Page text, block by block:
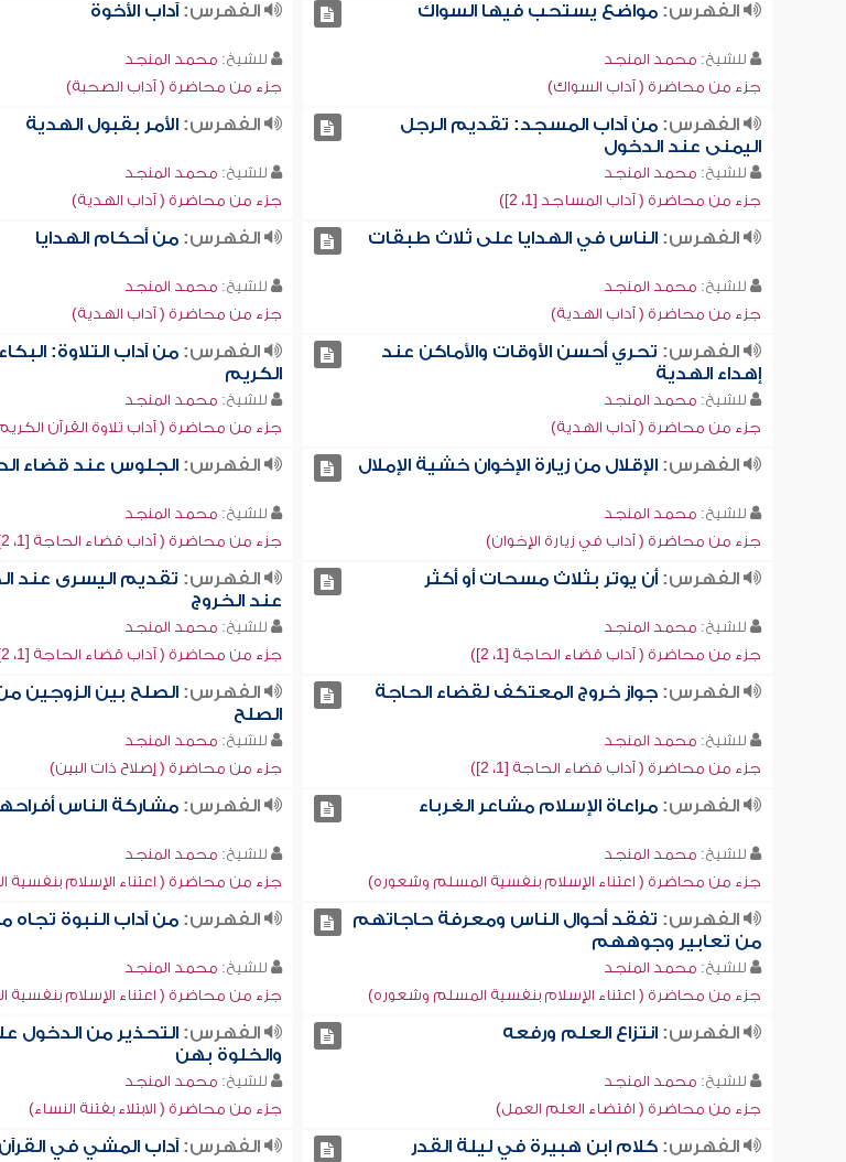
الفهرس:مواضع يستحب فيها السواك
للشيخ: محمد المنجد
جزء من محاضرة ( آداب السواك)
الفهرس: آداب الأخوة
للشيخ: محمد المنجد
جزء من محاضرة ( آداب الصحبة)
الفهرس:من آداب المسجد: تقديم الرجل
اليمنى عند الدخول
للشيخ: محمد المنجد
جزء من محاضرة ( آداب المساجد [1، 2])
الفهرس: الأمر بقبول الهدية
للشيخ: محمد المنجد
جزء من محاضرة ( آداب الهدية)
الفهرس:الناس في الهدايا على ثلاث طبقات
للشيخ: محمد المنجد
جزء من محاضرة ( آداب الهدية)
الفهرس: من أحكام الهدايا
للشيخ: محمد المنجد
جزء من محاضرة ( آداب الهدية)
الفهرس: تحري أحسن الأوقات والأماكن عند
إهداء الهدية
للشيخ: محمد المنجد
جزء من محاضرة ( آداب الهدية)
الفهرس: من آداب التلاوة:
الكريم
للشيخ: محمد المنجد
جزء من محاضرة ( آداب تلاوة القرآن الكريم [1،
الفهرس:الإقلال من زيارة الإخوان خشية الإملال
للشيخ: محمد المنجد
جزء من محاضرة ( آداب في زيارة الإخوان)
الفهرس: الجلوس عند قضاء
للشيخ: محمد المنجد
جزء من محاضرة ( آداب قضاء الحاجة [1، 2])
الفهرس:أن يوتر بثلاث مسحات أو أكثر
للشيخ: محمد المنجد
جزء من محاضرة ( آداب قضاء الحاجة [1، 2])
الفهرس: تقديم اليسرى عند
عند الخروج
للشيخ: محمد المنجد
جزء من محاضرة ( آداب قضاء الحاجة [1، 2])
الفهرس:جواز خروج المعتكف لقضاء الحاجة
للشيخ: محمد المنجد
جزء من محاضرة ( آداب قضاء الحاجة [1، 2])
الفهرس: الصلح بين الزوجين
الصلح
للشيخ: محمد المنجد
جزء من محاضرة ( إصلاح ذات البين)
الفهرس:مراعاة الإسلام مشاعر الغرباء
للشيخ: محمد المنجد
جزء من محاضرة ( اعتناء الإسلام بنفسية المسلم وشعوره)
الفهرس: مشاركة الناس
للشيخ: محمد المنجد
جزء من محاضرة ( اعتناء الإسلام
الفهرس: تفقد أحوال الناس ومعرفة حاجاتهم
من تعابير وجوههم
للشيخ: محمد المنجد
جزء من محاضرة ( اعتناء الإسلام بنفسية المسلم وشعوره)
الفهرس: من آداب النبوة تجاه
للشيخ: محمد المنجد
جزء من محاضرة ( اعتناء الإسلام
الفهرس:انتزاع العلم ورفعه
للشيخ: محمد المنجد
جزء من محاضرة ( اقتضاء العلم العمل)
الفهرس: التحذير من الدخول
والخلوة بهن
للشيخ: محمد المنجد
جزء من محاضرة ( الابتلاء بفتنة النساء)
الفهرس:كلام ابن هبيرة في ليلة القدر الفهرس: آداب المشي في